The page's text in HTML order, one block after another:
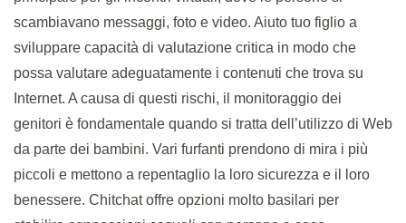
scambiavano messaggi, foto e video. Aiuto tuo figlio a
sviluppare capacità di valutazione critica in modo che
possa valutare adeguatamente i contenuti che trova su
Internet. A causa di questi rischi, il monitoraggio dei
genitori è fondamentale quando si tratta dell’utilizzo di Web
da parte dei bambini. Vari furfanti prendono di mira i più
piccoli e mettono a repentaglio la loro sicurezza e il loro
benessere. Chitchat offre opzioni molto basilari per